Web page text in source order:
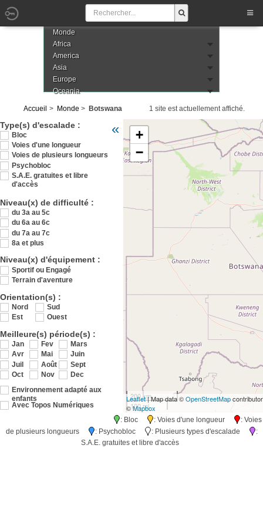
Monde
Africa
America
Asia
Europe
Oceania
Accueil Monde Botswana 1 site est actuellement affiché.
Type(s) d'escalade :
Bloc
Voies d'une longueur
Voies de plusieurs longueurs
Psychobloc
S.A.E. gratuites et libre
d'accès
Niveau(x) de difficulté :
du 3a au 5c
du 6a au 6c
du 7a au 7c
8a et plus
Niveau(x) d'équipement :
Sportif ou Engagé
Terrain d'aventure
Orientation(s) :
Nord
Sud
Est
Ouest
Meilleure(s) période(s) :
Jan Fev
Mars
Avr
Mai
Juin
Juil
Août
Sept
Oct
Nov
Dec
Environnement adapté aux
enfants
Avec Topos Numériques
« Veuillez patienter pendant le chargement
+
−
200 km
100 mi
Leaflet| Map data ©OpenStreetMap
©Mapbox
: Bloc : Voies d'une longueur
: Voies
de plusieurs longueurs
: Psychobloc : Plusieurs types d'escalade
:
S.A.E. gratuites et libre d'accès